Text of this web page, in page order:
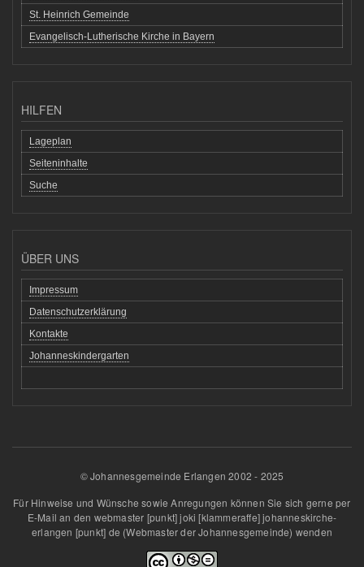
St. Heinrich Gemeinde
Evangelisch-Lutherische Kirche in Bayern
HILFEN
Lageplan
Seiteninhalte
Suche
ÜBER UNS
Impressum
Datenschutzerklärung
Kontakte
Johanneskindergarten
© Johannesgemeinde Erlangen 2002 - 2025
Für Hinweise und Wünsche sowie Anregungen können Sie sich gerne per
E-Mail an den webmaster [punkt]joki [klammeraffe]johanneskirche-
erlangen [punkt] de (Webmaster der Johannesgemeinde) wenden